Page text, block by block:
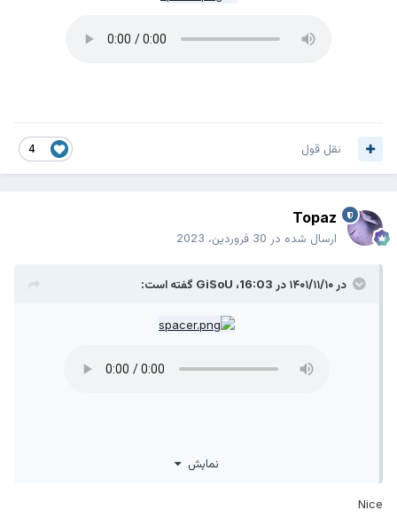
4 نقل قول
Topaz
ارسال شده در 30 فروردین، 2023
در ۱۴۰۱/۱۱/۱۰ در 16:03، GiSoUگفته است:
نمایش
Nice